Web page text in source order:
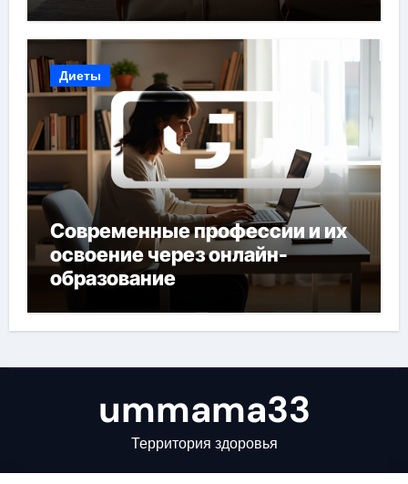
Диеты
Современные профессии и их
освоение через онлайн-
образование
ummama33
Территория здоровья